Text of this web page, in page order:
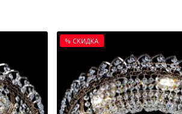
% СКИДКА